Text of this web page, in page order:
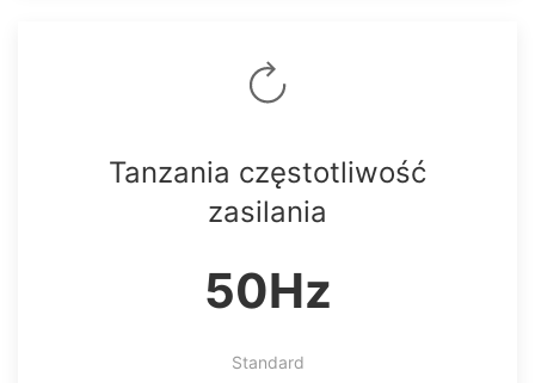
Tanzania częstotliwość
zasilania
50Hz
Standard